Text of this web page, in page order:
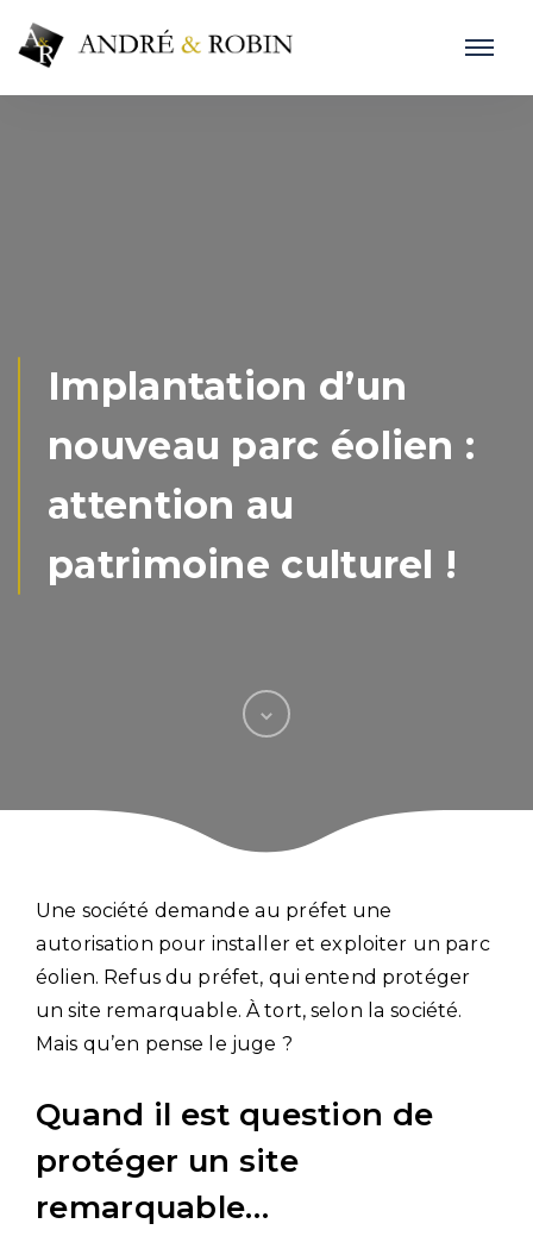
Implantation d’un
nouveau parc éolien :
attention au
patrimoine culturel !
Une société demande au préfet une
autorisation pour installer et exploiter un parc
éolien. Refus du préfet, qui entend protéger
un site remarquable. À tort, selon la société.
Mais qu’en pense le juge ?
Quand il est question de
protéger un site
remarquable…